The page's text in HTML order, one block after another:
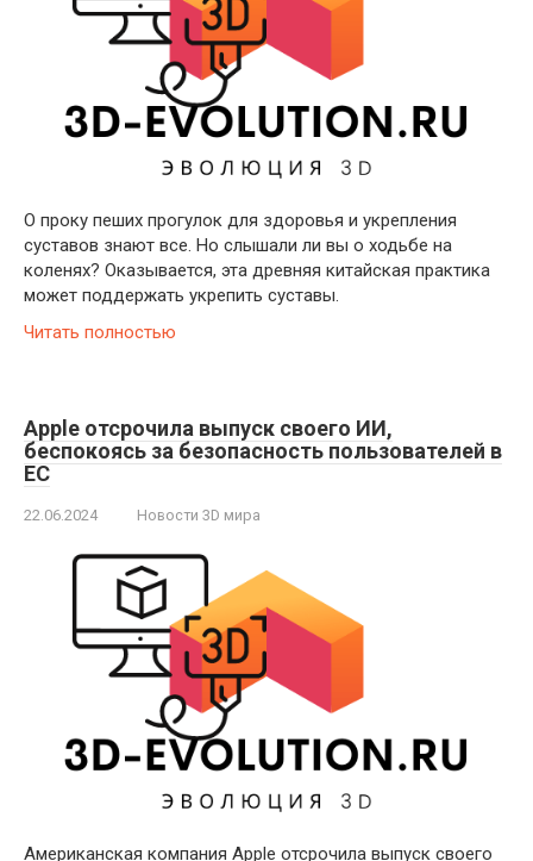
О проку пеших прогулок для здоровья и укрепления
суставов знают все. Но слышали ли вы о ходьбе на
коленях? Оказывается, эта древняя китайская практика
может поддержать укрепить суставы.
Читать полностью
Apple отсрочила выпуск своего ИИ,
беспокоясь за безопасность пользователей в
ЕС
22.06.2024 Новости 3D мира
Американская компания Apple отсрочила выпуск своего